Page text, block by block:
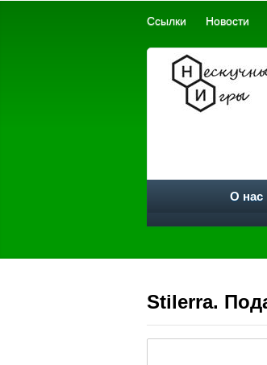
Ссылки Новости
О нас
Stilerra.